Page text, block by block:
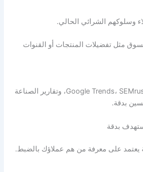
وسلوكهم الشرائي الحالي.
مثل تفضيلات المنتجات أو القنوات
استخدم أدوات مثل Google Trends، SEMrush، وتقارير الصناعة
بدقة.
يعتمد على معرفة من هم عملاؤك بالضبط.